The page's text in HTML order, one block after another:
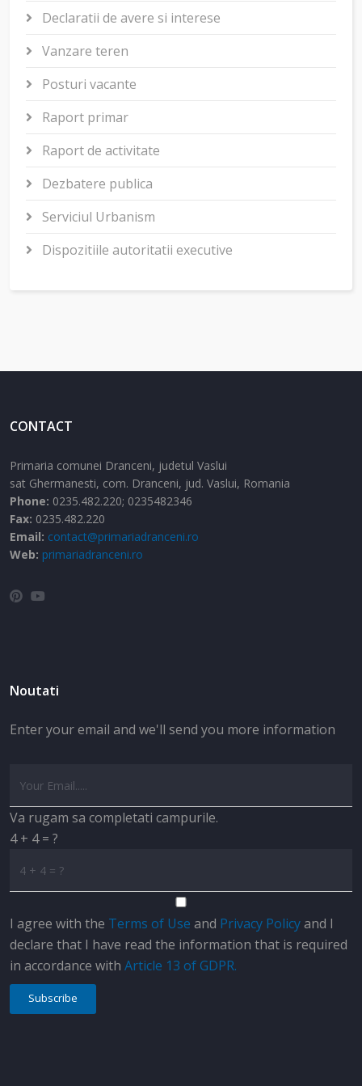
Declaratii de avere si interese
Vanzare teren
Posturi vacante
Raport primar
Raport de activitate
Dezbatere publica
Serviciul Urbanism
Dispozitiile autoritatii executive
CONTACT
Primaria comunei Dranceni, judetul Vaslui
sat Ghermanesti, com. Dranceni, jud. Vaslui, Romania
Phone: 0235.482.220; 0235482346
Fax: 0235.482.220
Email: contact@primariadranceni.ro
Web: primariadranceni.ro
Noutati
Enter your email and we'll send you more information
Va rugam sa completati campurile.
4 + 4 = ?
I agree with the Terms of Use and Privacy Policyand I
declare that I have read the information that is required
in accordance with Article 13 of GDPR.
Subscribe